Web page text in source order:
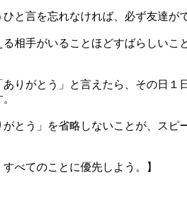
ひと言を忘れなければ、必ず友達が
る相手がいることほどすばらしいこ
りがとう」と言えたら、その日１
とう」を省略しないことが、スピ
すべてのことに優先しよう。】